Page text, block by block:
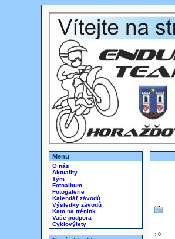
Menu
O nás
Aktuality
Tým
Fotoalbum
Fotogalerie
Kalendář závodů
Výsledky závodů
Kam na trénink
Vaše podpora
Cyklovýlety
: 0